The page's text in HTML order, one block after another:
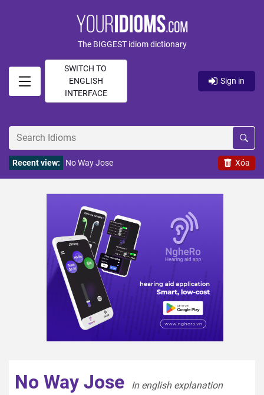
The BIGGEST idiom dictionary
SWITCH TO
ENGLISH
INTERFACE
Sign in
Xóa
Recent view: No Way Jose
No Way Jose
In english explanation